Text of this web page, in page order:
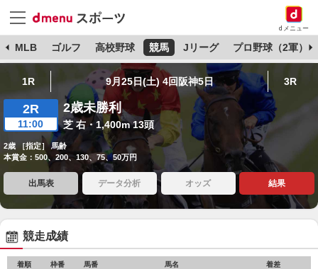
dメニュー
MLB ゴルフ 高校野球 競馬 Jリーグ プロ野球（2軍）
1R 9月25日(土) 4回阪神5日 3R
2R
11:00
2歳未勝利
芝 右・1,400m 13頭
2歳 ［指定］ 馬齢
本賞金：500、200、130、75、50万円
出馬表 データ分析 オッズ 結果
競走成績
着順 枠番 馬番 馬名 着差